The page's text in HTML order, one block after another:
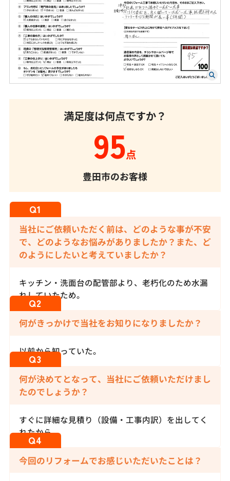
満足度は何点ですか？
95点
豊田市のお客様
当社にご依頼いただく前は、どのような事が不安
で、どのようなお悩みがありましたか？また、ど
のようにしたいと考えていましたか？
キッチン・洗面台の配管部より、老朽化のため水漏
れしていたため。
何がきっかけで当社をお知りになりましたか？
以前から知っていた。
何が決めてとなって、当社にご依頼いただけまし
たのでしょうか？
すぐに詳細な見積り（設備・工事内訳）を出してく
れたから。
今回のリフォームでお感じいただいたことは？